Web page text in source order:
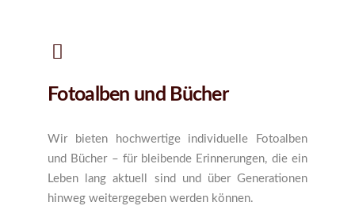
Fotoalben und Bücher
Wir bieten hochwertige individuelle Fotoalben
und Bücher – für bleibende Erinnerungen, die ein
Leben lang aktuell sind und über Generationen
hinweg weitergegeben werden können.